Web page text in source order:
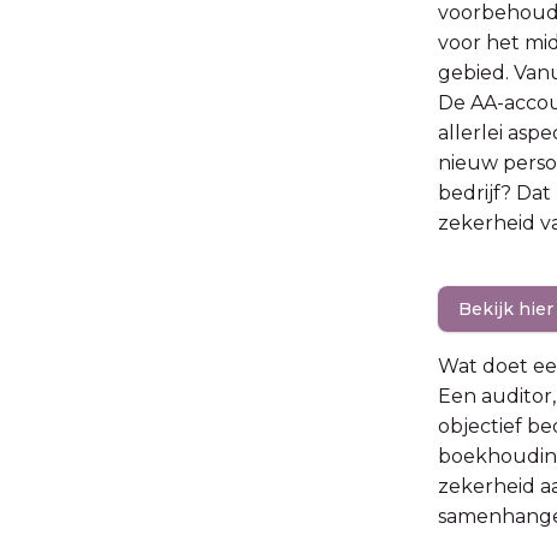
voor het
gebied.
De AA-
allerlei
nieuw
bedrijf? Dat
zekerheid
Bekijk hier
Wat doet
Een
objectief
zekerheid